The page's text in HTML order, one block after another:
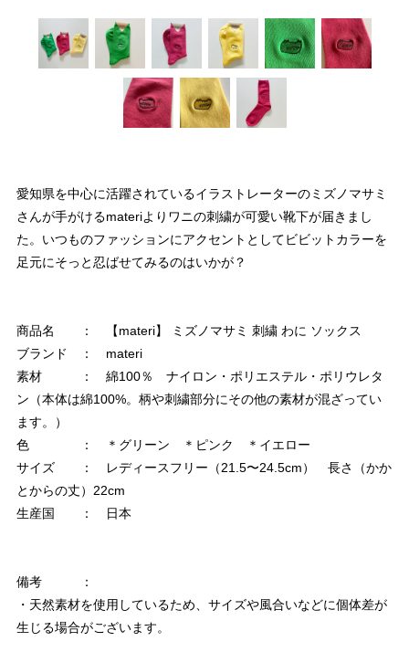
愛知県を中心に活躍されているイラストレーターのミズノマサミ
さんが手がけるmateriよりワニの刺繍が可愛い靴下が届きまし
た。いつものファッションにアクセントとしてビビットカラーを
足元にそっと忍ばせてみるのはいかが？
商品名 ： 【materi】 ミズノマサミ 刺繍 わに ソックス
ブランド ： materi
素材 ： 綿100％ ナイロン・ポリエステル・ポリウレタ
ン（本体は綿100%。柄や刺繍部分にその他の素材が混ざってい
ます。）
色 ： ＊グリーン ＊ピンク ＊イエロー
サイズ ： レディースフリー（21.5〜24.5cm） 長さ（かか
とからの丈）22cm
生産国 ： 日本
備考 ：
・天然素材を使用しているため、サイズや風合いなどに個体差が
生じる場合がございます。